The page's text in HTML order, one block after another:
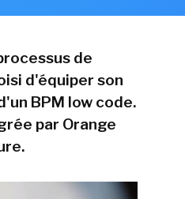
de
d'équiper son
BPM low code.
par Orange